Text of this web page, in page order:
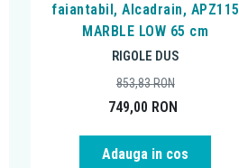
faiantabil, Alcadrain, APZ115
MARBLE LOW 65 cm
RIGOLE DUS
749,00 RON
853,83RON
Adauga in cos